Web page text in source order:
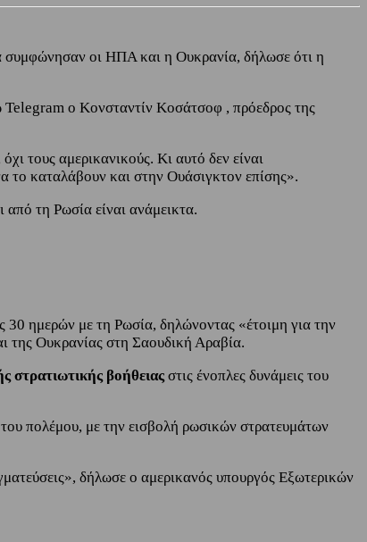
συμφώνησαν οι ΗΠΑ και η Ουκρανία, δήλωσε ότι η
Telegram ο Κονσταντίν Κοσάτσοφ , πρόεδρος της
τους αμερικανικούς. Κι αυτό δεν είναι
το καταλάβουν και στην Ουάσιγκτον επίσης».
τη Ρωσία είναι ανάμεικτα.
ημερών με τη Ρωσία, δηλώνοντας «έτοιμη για την
της Ουκρανίας στη Σαουδική Αραβία.
στρατιωτικής βοήθειας στις ένοπλες δυνάμεις του
πολέμου, με την εισβολή ρωσικών στρατευμάτων
δήλωσε ο αμερικανός υπουργός Εξωτερικών